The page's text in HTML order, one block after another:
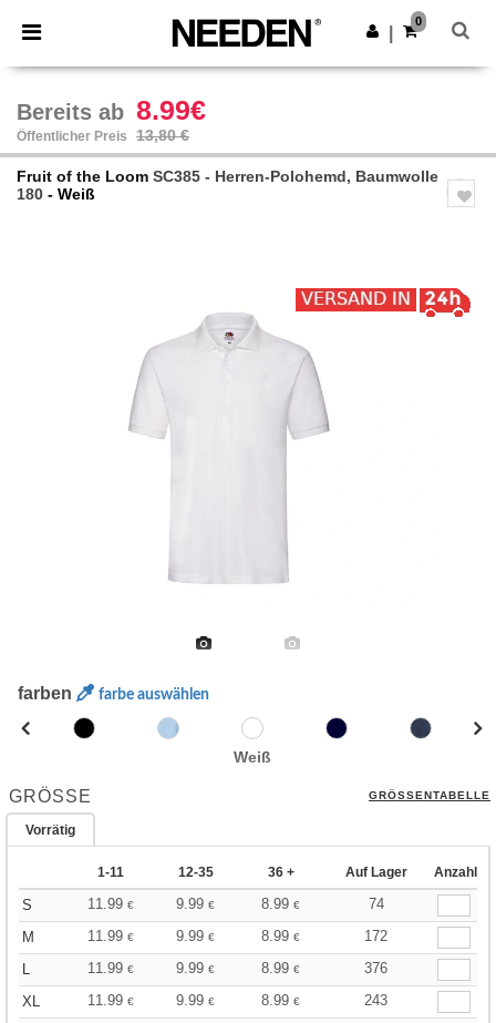
× Needen App
Bessere Preise in der App!
App holen
0
Bereits ab 8.99€
Öffentlicher Preis 13,80 €
Fruit of the Loom SC385 - Herren-Polohemd, Baumwolle
180 - Weiß
farben farbe auswählen
Weiß
GRÖSSE GRÖSSENTABELLE
Vorrätig
1-11 12-35 36 + Auf Lager Anzahl
S 11.99 € 9.99 € 8.99 €
74
M
11.99 € 9.99 € 8.99 €
172
L
11.99 € 9.99 € 8.99 €
376
XL
11.99 € 9.99 € 8.99 €
243